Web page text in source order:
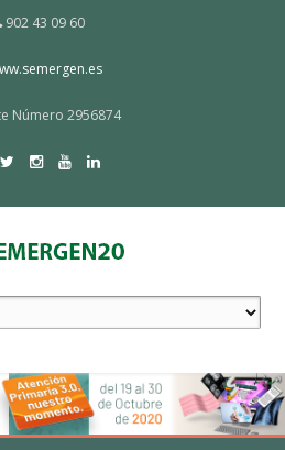
902 43 09 60
Número 2956874